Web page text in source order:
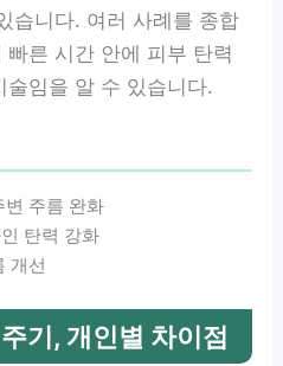
습니다. 여러 사례를 종합
른 시간 안에 피부 탄력
임을 알 수 있습니다.
변 주름 완화
탄력 강화
개선
기, 개인별 차이점